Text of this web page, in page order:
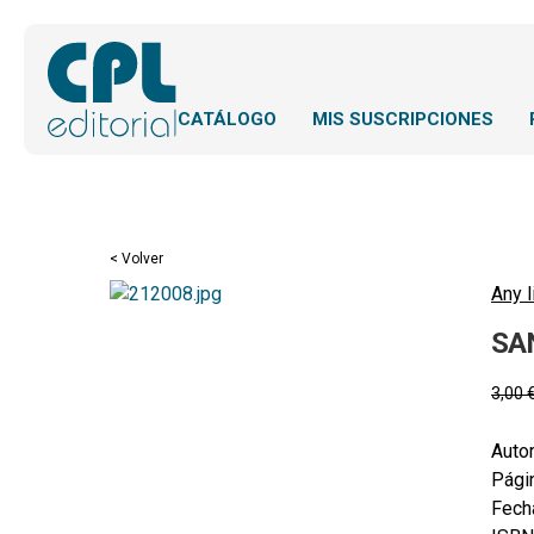
CATÁLOGO MIS SUSCRIPCIONES
< Volver
Any
3,00